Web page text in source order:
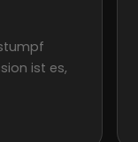
ist es,